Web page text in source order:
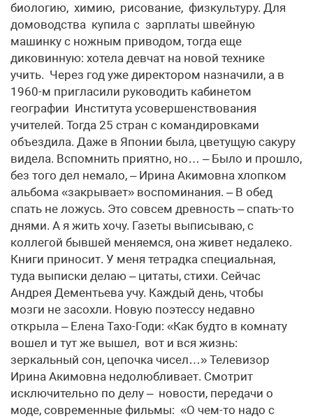
биологию, химию, рисование, физкультуру. Для
домоводства купила с зарплаты швейную
машинку с ножным приводом, тогда еще
диковинную: хотела девчат на новой технике
учить. Через год уже директором назначили, а в
1960-м пригласили руководить кабинетом
географии Института усовершенствования
учителей. Тогда 25 стран с командировками
объездила. Даже в Японии была, цветущую сакуру
видела. Вспомнить приятно, но… – Было и прошло,
без того дел немало, – Ирина Акимовна хлопком
альбома «закрывает» воспоминания. – В обед
спать не ложусь. Это совсем древность – спать-то
днями. А я жить хочу. Газеты выписываю, с
коллегой бывшей меняемся, она живет недалеко.
Книги приносит. У меня тетрадка специальная,
туда выписки делаю – цитаты, стихи. Сейчас
Андрея Дементьева учу. Каждый день, чтобы
мозги не засохли. Новую поэтессу недавно
открыла – Елена Тахо-Годи: «Как будто в комнату
вошел и тут же вышел, вот и вся жизнь:
зеркальный сон, цепочка чисел…» Телевизор
Ирина Акимовна недолюбливает. Смотрит
исключительно по делу – новости, передачи о
моде, современные фильмы: «О чем-то надо с